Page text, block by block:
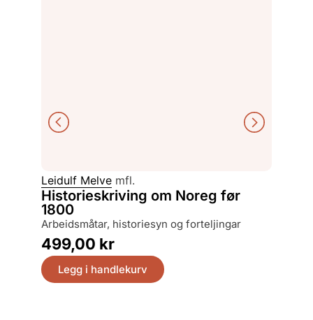
Leidulf Melve mfl.
Historieskriving om Noreg før
1800
arbeidsmåtar, historiesyn og forteljingar
499,00 kr
Legg i handlekurv